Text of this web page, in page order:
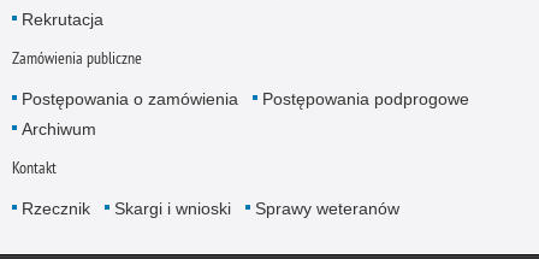
Rekrutacja
Zamówienia publiczne
Postępowania o zamówienia
Postępowania podprogowe
Archiwum
Kontakt
Rzecznik Skargi i wnioski Sprawy weteranów